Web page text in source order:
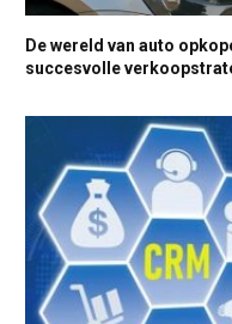
De wereld van auto
succesvolle